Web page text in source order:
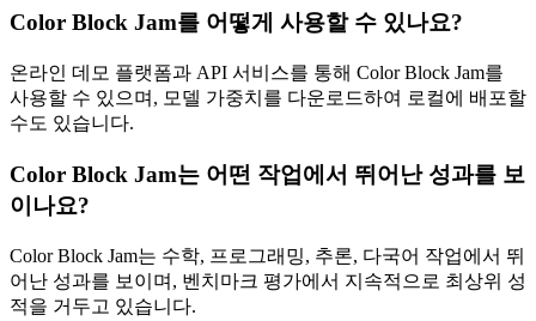
Color Block Jam를 어떻게 사용할 수 있나요?
온라인 데모 플랫폼과 API 서비스를 통해 Color Block Jam를
사용할 수 있으며, 모델 가중치를 다운로드하여 로컬에 배포할
수도 있습니다.
Color Block Jam는 어떤 작업에서 뛰어난 성과를 보
이나요?
Color Block Jam는 수학, 프로그래밍, 추론, 다국어 작업에서 뛰
어난 성과를 보이며, 벤치마크 평가에서 지속적으로 최상위 성
적을 거두고 있습니다.